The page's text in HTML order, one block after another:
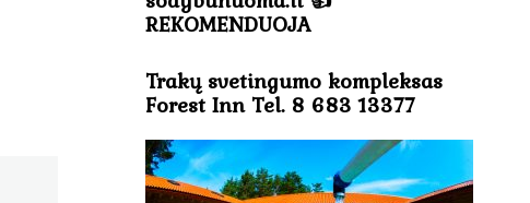
REKOMENDUOJA
Trakų svetingumo kompleksas
Forest Inn Tel. 8 683 13377